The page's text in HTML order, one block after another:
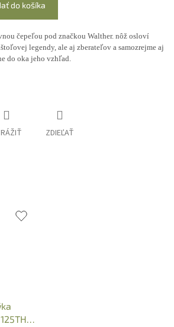
do košíka
čepeľou pod značkou Walther. nôž osloví
legendy, ale aj zberateľov a samozrejme aj
do oka jeho vzhľad.
ZDIEĽAŤ